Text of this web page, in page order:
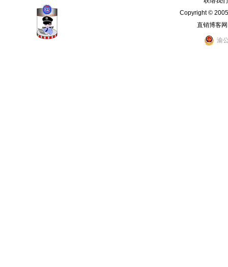
Copyright ©
直销博客
渝